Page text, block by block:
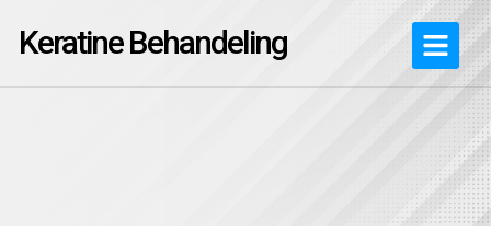
Keratine Behandeling